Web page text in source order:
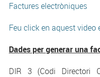
Factures electròniques
Feu click en aquest video
Dades per generar una
DIR 3 (Codi Directori